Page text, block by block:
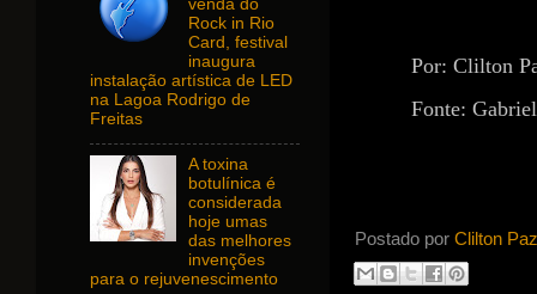
Por: Clilton
Fonte:
Postado por Clilton Paz
venda do
Rock in Rio
Card, festival
inaugura
instalação artística de LED
na Lagoa Rodrigo de
Freitas
A toxina
botulínica é
considerada
hoje umas
das melhores
invenções
para o rejuvenescimento